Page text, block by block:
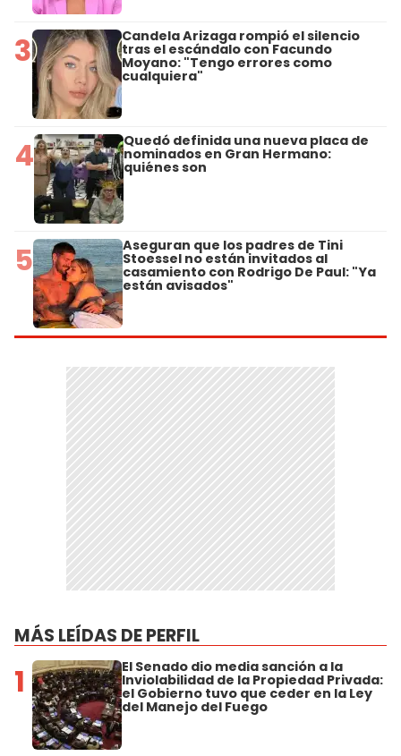
3 Candela Arizaga rompió el silencio
tras el escándalo con Facundo
Moyano: "Tengo errores como
cualquiera"
4 Quedó definida una nueva placa de
nominados en Gran Hermano:
quiénes son
5 Aseguran que los padres de Tini
Stoessel no están invitados al
casamiento con Rodrigo De Paul: "Ya
están avisados"
MÁS LEÍDAS DE PERFIL
1 El Senado dio media sanción a la
Inviolabilidad de la Propiedad Privada:
el Gobierno tuvo que ceder en la Ley
del Manejo del Fuego